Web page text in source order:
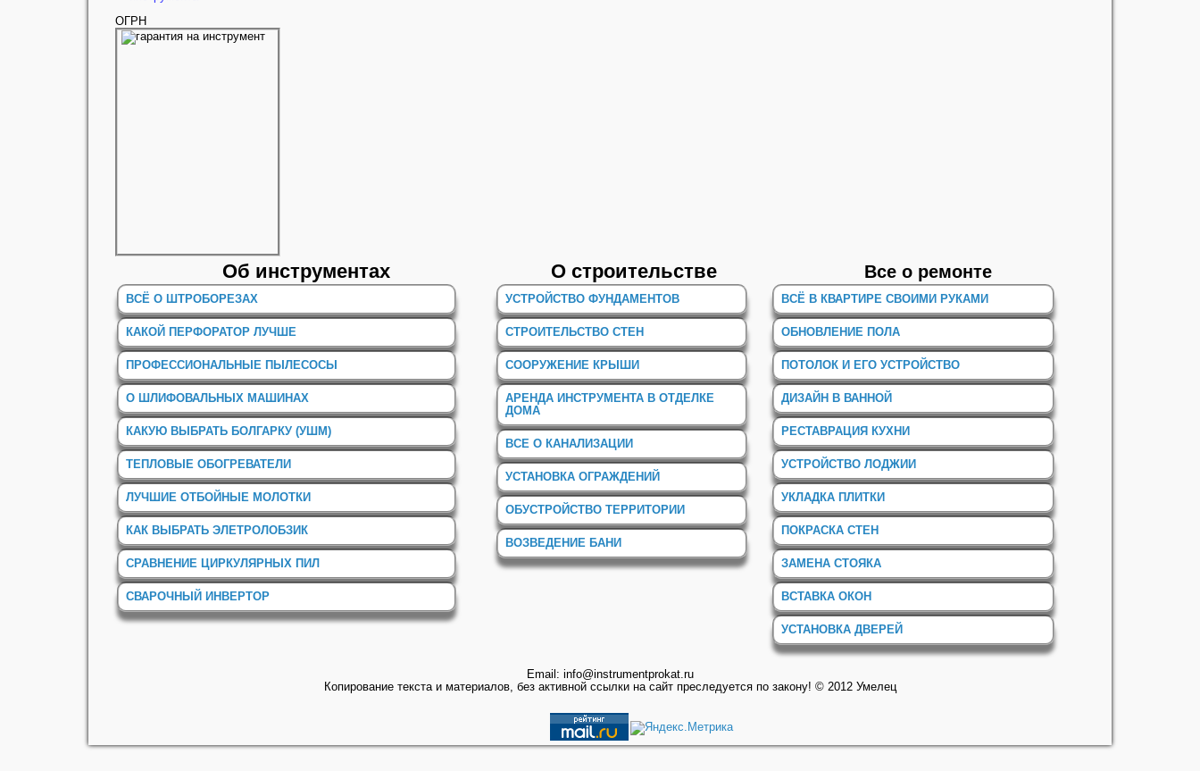
ОГРН
Об инструментах
ВСЁ О ШТРОБОРЕЗАХ
КАКОЙ ПЕРФОРАТОР ЛУЧШЕ
ПРОФЕССИОНАЛЬНЫЕ ПЫЛЕСОСЫ
О ШЛИФОВАЛЬНЫХ МАШИНАХ
КАКУЮ ВЫБРАТЬ БОЛГАРКУ (УШМ)
ТЕПЛОВЫЕ ОБОГРЕВАТЕЛИ
ЛУЧШИЕ ОТБОЙНЫЕ МОЛОТКИ
КАК ВЫБРАТЬ ЭЛЕТРОЛОБЗИК
СРАВНЕНИЕ ЦИРКУЛЯРНЫХ ПИЛ
СВАРОЧНЫЙ ИНВЕРТОР
О строительстве
УСТРОЙСТВО ФУНДАМЕНТОВ
СТРОИТЕЛЬСТВО СТЕН
СООРУЖЕНИЕ КРЫШИ
АРЕНДА ИНСТРУМЕНТА В ОТДЕЛКЕ
ДОМА
ВСЕ О КАНАЛИЗАЦИИ
УСТАНОВКА ОГРАЖДЕНИЙ
ОБУСТРОЙСТВО ТЕРРИТОРИИ
ВОЗВЕДЕНИЕ БАНИ
Все о ремонте
ВСЁ В КВАРТИРЕ СВОИМИ РУКАМИ
ОБНОВЛЕНИЕ ПОЛА
ПОТОЛОК И ЕГО УСТРОЙСТВО
ДИЗАЙН В ВАННОЙ
РЕСТАВРАЦИЯ КУХНИ
УСТРОЙСТВО ЛОДЖИИ
УКЛАДКА ПЛИТКИ
ПОКРАСКА СТЕН
ЗАМЕНА СТОЯКА
ВСТАВКА ОКОН
УСТАНОВКА ДВЕРЕЙ
Email: info@instrumentprokat.ru
Копирование текста и материалов, без активной ссылки на сайт преследуется по закону! © 2012 Умелец